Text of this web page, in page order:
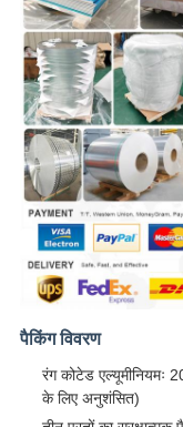
पैकिंग विवरण
रंग कोटेड एल्यूमीनियमः
के लिए अनुशंसित)